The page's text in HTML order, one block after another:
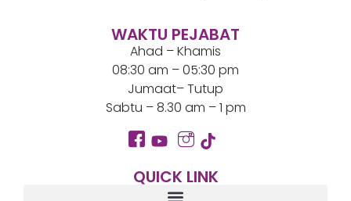
WAKTU PEJABAT
Ahad – Khamis
08:30 am – 05:30 pm
Jumaat– Tutup
Sabtu – 8.30 am – 1 pm
QUICK LINK